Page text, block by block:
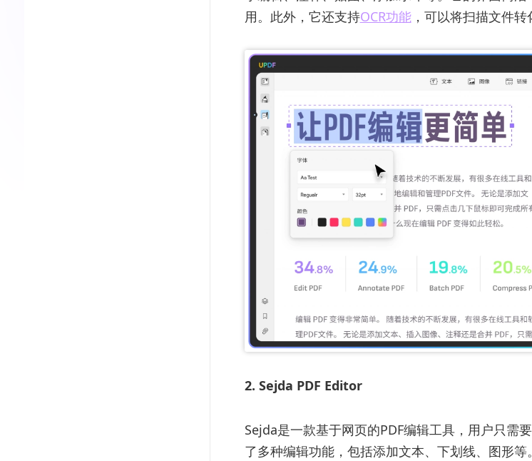
用。此外，它还支持OCR功能，可以将扫描文件转
2. Sejda PDF Editor
Sejda是一款基于网页的PDF编辑工具，用户只需
了多种编辑功能，包括添加文本、下划线、图形